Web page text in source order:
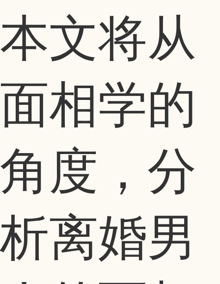
本文将从
面相学的
角度，分
析离婚男